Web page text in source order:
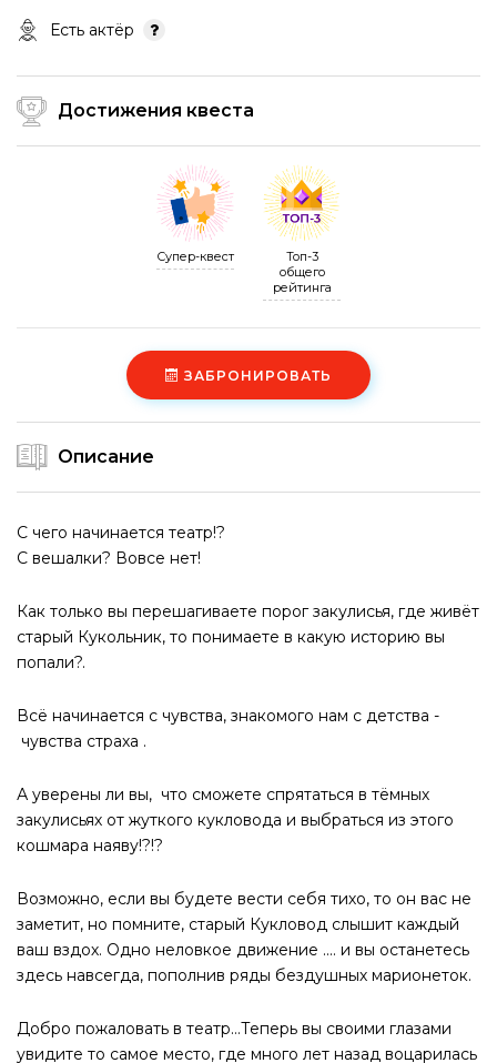
Есть актёр
Достижения квеста
Супер-квест
Топ-3
общего
рейтинга
ЗАБРОНИРОВАТЬ
Описание
С чего начинается театр!?
С вешалки? Вовсе нет!
Как только вы перешагиваете порог закулисья, где живёт
старый Кукольник, то понимаете в какую историю вы
попали?.
Всё начинается с чувства, знакомого нам с детства -
чувства страха .
А уверены ли вы, что сможете спрятаться в тёмных
закулисьях от жуткого кукловода и выбраться из этого
кошмара наяву!?!?
Возможно, если вы будете вести себя тихо, то он вас не
заметит, но помните, старый Кукловод слышит каждый
ваш вздох. Одно неловкое движение .... и вы останетесь
здесь навсегда, пополнив ряды бездушных марионеток.
Добро пожаловать в театр…Теперь вы своими глазами
увидите то самое место, где много лет назад воцарилась